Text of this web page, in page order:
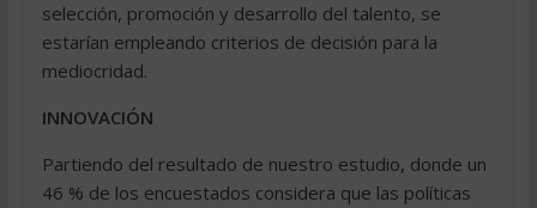
selección, promoción y desarrollo del talento, se
estarían empleando criterios de decisión para la
mediocridad.
INNOVACIÓN
Partiendo del resultado de nuestro estudio, donde un
46 % de los encuestados considera que las políticas